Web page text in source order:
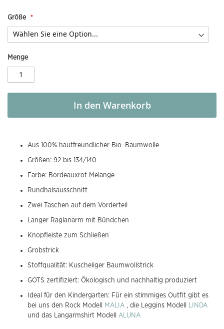
Größe
Menge
In den Warenkorb
Aus 100% hautfreundlicher Bio–Baumwolle
Größen: 92 bis 134/140
Farbe: Bordeauxrot Melange
Rundhalsausschnitt
Zwei Taschen auf dem Vorderteil
Langer Raglanarm mit Bündchen
Knopfleiste zum Schließen
Grobstrick
Stoffqualität: Kuscheliger Baumwollstrick
GOTS zertifiziert: Ökologisch und nachhaltig produziert
Ideal für den Kindergarten: Für ein stimmiges Outfit gibt es
bei uns den Rock Modell
MALIA , die Leggins Modell
LINDA
und das Langarmshirt Modell ALUNA